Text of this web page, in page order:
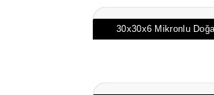
30x30x6 Mikronlu